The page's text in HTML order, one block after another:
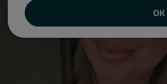
OK